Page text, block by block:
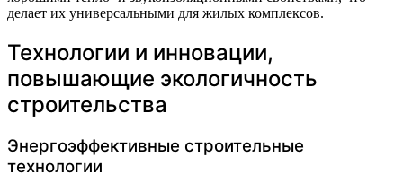
делает их универсальными для жилых комплексов.
Технологии и инновации,
повышающие экологичность
строительства
Энергоэффективные строительные
технологии